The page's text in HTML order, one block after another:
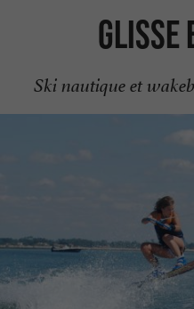
Glisse
Ski nautique et